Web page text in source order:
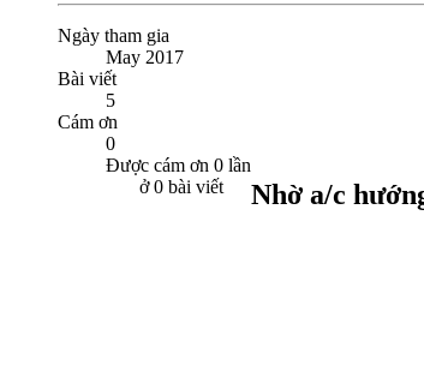
Ngày tham gia
May 2017
Bài viết
5
Cám ơn
0
Được cám ơn 0 lần
ở 0 bài viết
Nhờ a/c